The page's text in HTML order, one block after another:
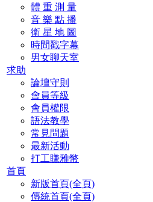
體 重 測 量
音 樂 點 播
衛 星 地 圖
時間戳字幕
男女聊天室
求助
論壇守則
會員等級
會員權限
語法教學
常見問題
最新活動
打工賺雅幣
首頁
新版首頁(全頁)
傳統首頁(全頁)